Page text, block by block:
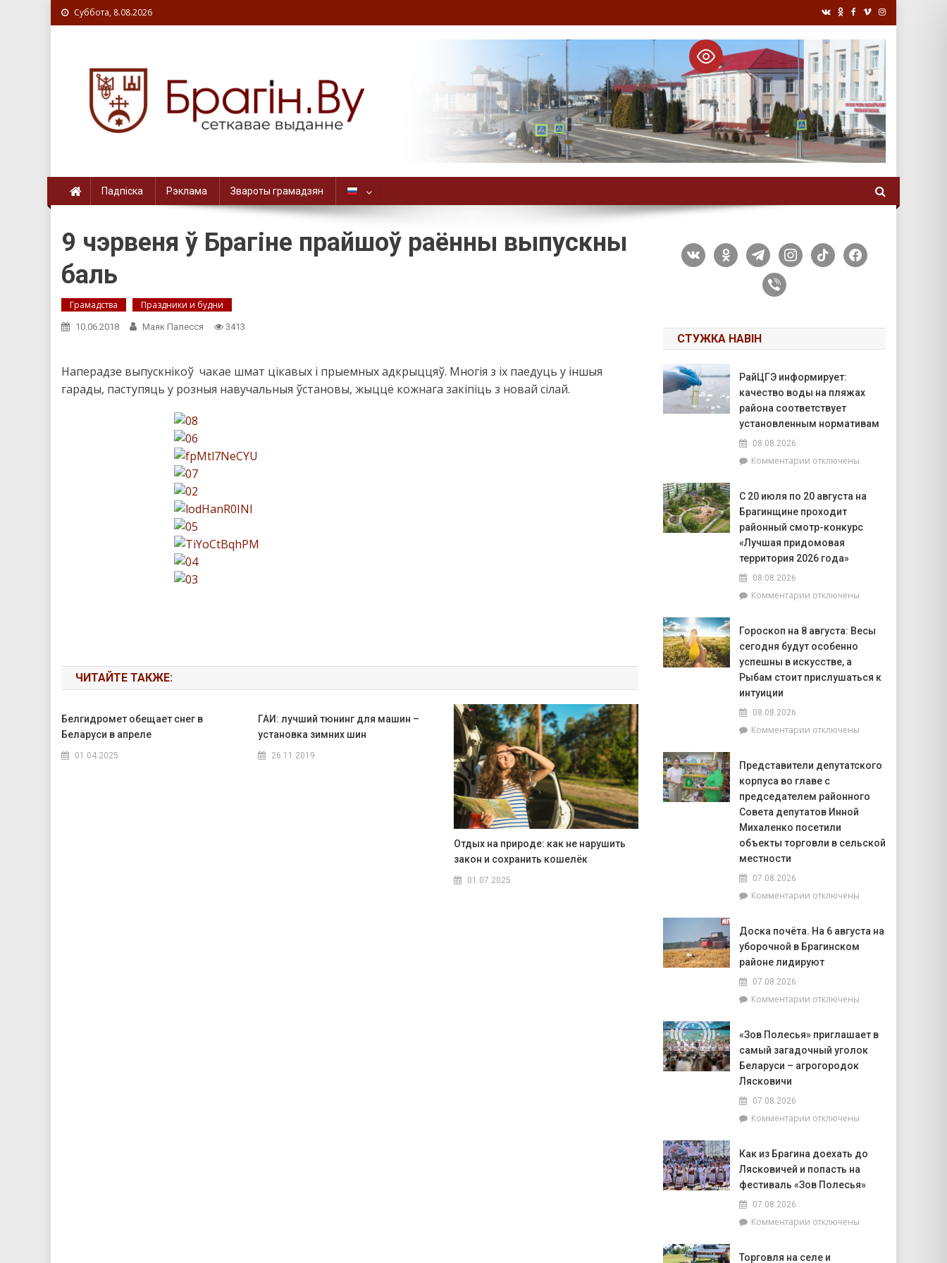
Суббота, 8.08.2026
Падпіска Рэклама Звароты грамадзян
9 чэрвеня ў Брагіне прайшоў раённы выпускны
баль
Грамадства Праздники и будни
10.06.2018 Маяк Палесся 3413
Наперадзе выпускнікоў чакае шмат цікавых і прыемных адкрыццяў. Многія з іх паедуць у іншыя
гарады, паступяць у розныя навучальныя ўстановы, жыццё кожнага закіпіць з новай сілай.
ЧИТАЙТЕ ТАКЖЕ:
Белгидромет обещает снег в
Беларуси в апреле
01.04.2025
ГАИ: лучший тюнинг для машин –
установка зимних шин
26.11.2019
Отдых на природе: как не нарушить
закон и сохранить кошелёк
01.07.2025
vkontakteodnoklassniki
telegraminstagram
tiktok facebook
viber
СТУЖКА НАВІН
РайЦГЭ информирует:
качество воды на пляжах
района соответствует
установленным нормативам
08.08.2026
Комментариик
информирует:
качество
воды
на
пляжах
района
установленным
отключены
С 20 июля по 20 августа на
Брагинщине проходит
районный смотр-конкурс
«Лучшая придомовая
территория 2026 года»
08.08.2026
Комментариик
20
июля
по
20
проходит
конкурс
«Лучшая
придомовая
территория
отключены
Гороскоп на 8 августа: Весы
сегодня будут особенно
успешны в искусстве, а
Рыбам стоит прислушаться к
интуиции
08.08.2026
Комментариик
на
8
августа:
Весы
сегодня
особенно
стоит
прислушаться
интуиции
отключены
Представители депутатского
корпуса во главе с
председателем районного
Совета депутатов Инной
Михаленко посетили
объекты торговли в сельской
местности
07.08.2026
Комментариик
депутатского
корпуса
во
председателем
депутатов
Инной
Михаленко
в
местности
отключены
Доска почёта. На 6 августа на
уборочной в Брагинском
районе лидируют
07.08.2026
Комментариик
почёта.
На
6
в
лидируют
отключены
«Зов Полесья» приглашает в
самый загадочный уголок
Беларуси – агрогородок
Лясковичи
07.08.2026
Комментариик
Полесья»
приглашает
в
уголок
отключены
Как из Брагина доехать до
Лясковичей и попасть на
фестиваль «Зов Полесья»
07.08.2026
Комментариикотключены
Торговля на селе и